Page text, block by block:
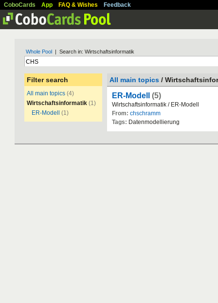
CoboCards App FAQ & Wishes Feedback
Whole Pool | Search in: Wirtschaftsinformatik
Filter search
All main topics (4)
Wirtschaftsinformatik (1)
ER-Modell
(1)
All main topics /
ER-Modell (5)
Wirtschaftsinformatik / ER-Modell
From: chschramm
Tags: Datenmodellierung